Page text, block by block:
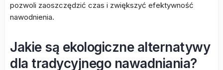
pozwoli zaoszczędzić czas i zwiększyć efektywność
nawodnienia.
Jakie są ekologiczne alternatywy
dla tradycyjnego nawadniania?